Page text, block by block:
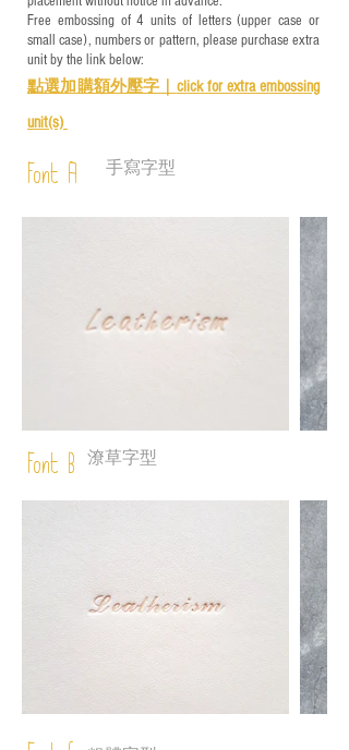
Free embossing of 4 units of letters (upper case or
small case), numbers or pattern, please purchase extra
unit by the link below:
點選加購額外壓字｜ click for extra embossing
unit(s)
Font A 手寫字型
Font B 潦草字型